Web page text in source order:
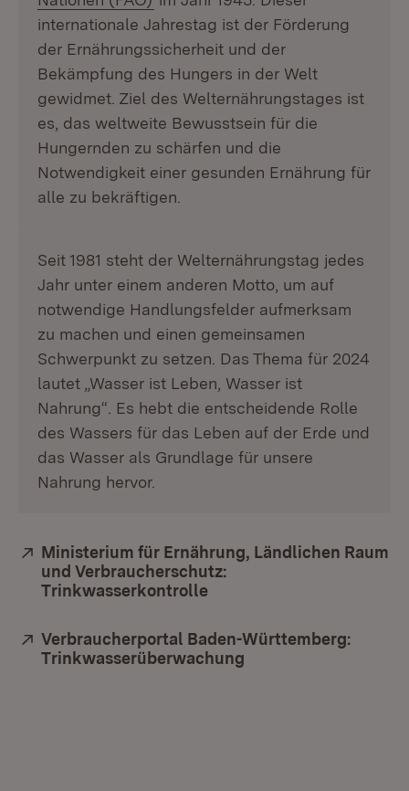
internationale Jahrestag ist der Förderung
der Ernährungssicherheit und der
Bekämpfung des Hungers in der Welt
gewidmet. Ziel des Welternährungstages ist
es, das weltweite Bewusstsein für die
Hungernden zu schärfen und die
Notwendigkeit einer gesunden Ernährung für
alle zu bekräftigen.
Seit 1981 steht der Welternährungstag jedes
Jahr unter einem anderen Motto, um auf
notwendige Handlungsfelder aufmerksam
zu machen und einen gemeinsamen
Schwerpunkt zu setzen. Das Thema für 2024
lautet „Wasser ist Leben, Wasser ist
Nahrung“. Es hebt die entscheidende Rolle
des Wassers für das Leben auf der Erde und
das Wasser als Grundlage für unsere
Nahrung hervor.
Extern:
Ministerium für Ernährung, Ländlichen Raum
und Verbraucherschutz:
Trinkwasserkontrolle
Extern:
Verbraucherportal Baden-Württemberg:
Trinkwasserüberwachung